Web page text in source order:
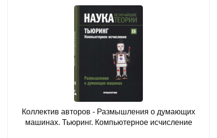
Коллектив авторов - Размышления о думающих
машинах. Тьюринг. Компьютерное исчисление